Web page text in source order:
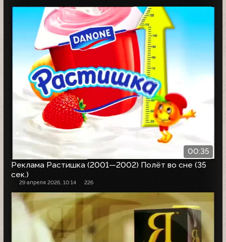
00:35
Реклама Растишка (2001—2002) Полёт во сне (35
сек.)
29 апреля 2026, 10:14 226